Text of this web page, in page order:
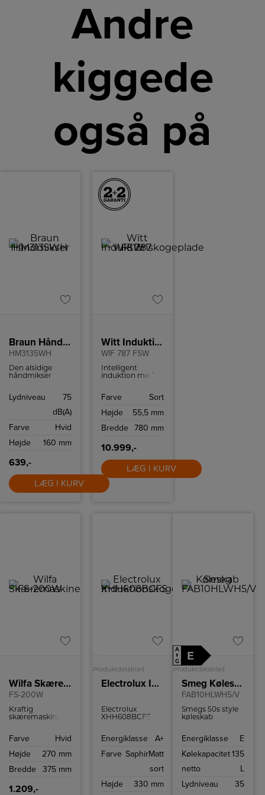
Andre
kiggede
også på
Braun Håndmikser
HM3135WH
Den alsidige
håndmikser
komfort og
at bage.
Lydniveau
75
dB(A)
Farve
Hvid
Højde
160 mm
639,-
LÆG I KURV
Witt Induktionskogeplade
WIF 787 FSW
Intelligent
induktion med
78 cm bred,
glaskant og hvidt
Farve
Sort
Højde
55,5 mm
Bredde
780 mm
10.999,-
LÆG I KURV
Wilfa Skæremaskine
FS-200W
Kraftig
skæremaskine
klippebredden
Farve
Hvid
Højde
270 mm
Bredde
375 mm
1.209,-
Produktdatablad
Electrolux Induktionskogeplade XHH608BCFS
Electrolux
XHH608BCFS
induktionskogeplade
emhætte, præcis
varmekontrol og
zoner. Mat
Energiklasse
A+
Farve SaphirMatt
sort
Højde
330 mm
A
↑
G
E
Produktdatablad
Smeg Køleskab
FAB10HLWH5/V
Smegs 50s style
køleskab
kølekapacitet og
teknologier som
og let afrimning.
venstrehængslet.
Energiklasse
E
Kølekapacitet
netto
135
L
Lydniveau
35